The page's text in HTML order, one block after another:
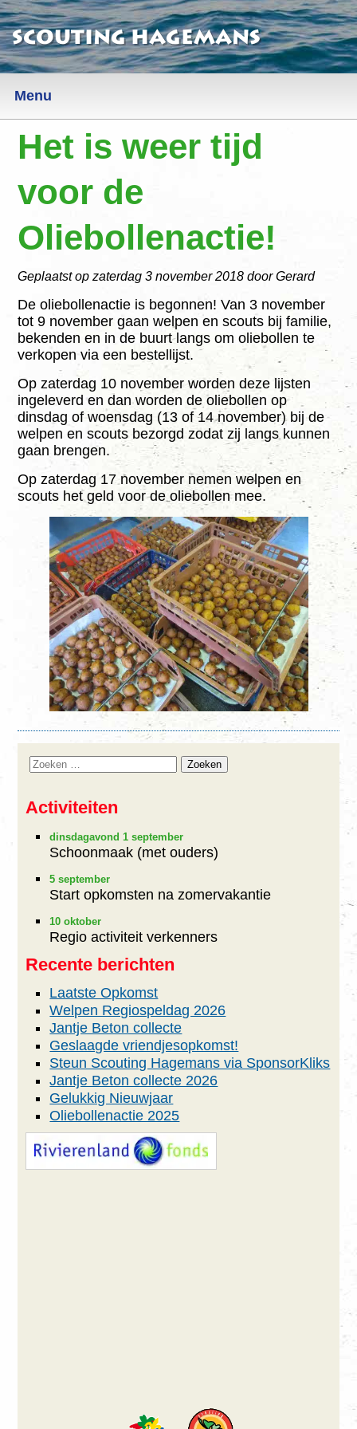
Scouting Hagemans
Menu
Nieuws
AVG
Locatie
Contact
Sociale Veiligheid
Agenda
Foto’s
Sponsors
Lid Worden
Het is weer tijd
voor de
Oliebollenactie!
Geplaatst opzaterdag 3 november 2018 door Gerard
De oliebollenactie is begonnen! Van 3 november
tot 9 november gaan welpen en scouts bij familie,
bekenden en in de buurt langs om oliebollen te
verkopen via een bestellijst.
Op zaterdag 10 november worden deze lijsten
ingeleverd en dan worden de oliebollen op
dinsdag of woensdag (13 of 14 november) bij de
welpen en scouts bezorgd zodat zij langs kunnen
gaan brengen.
Op zaterdag 17 november nemen welpen en
scouts het geld voor de oliebollen mee.
Activiteiten
dinsdagavond 1 september
Schoonmaak (met ouders)
5 september
Start opkomsten na zomervakantie
10 oktober
Regio activiteit verkenners
Recente berichten
Laatste Opkomst
Welpen Regiospeldag 2026
Jantje Beton collecte
Geslaagde vriendjesopkomst!
Steun Scouting Hagemans via SponsorKliks
Jantje Beton collecte 2026
Gelukkig Nieuwjaar
Oliebollenactie 2025